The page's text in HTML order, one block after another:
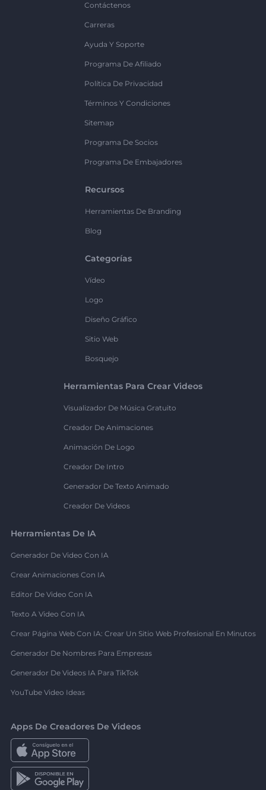
Contáctenos
Carreras
Ayuda Y Soporte
Programa De Afiliado
Política De Privacidad
Términos Y Condiciones
Sitemap
Programa De Socios
Programa De Embajadores
Recursos
Herramientas De Branding
Blog
Categorías
Vídeo
Logo
Diseño Gráfico
Sitio Web
Bosquejo
Herramientas Para Crear Videos
Visualizador De Música Gratuito
Creador De Animaciones
Animación De Logo
Creador De Intro
Generador De Texto Animado
Creador De Videos
Herramientas De IA
Generador De Video Con IA
Crear Animaciones Con IA
Editor De Video Con IA
Texto A Video Con IA
Crear Página Web Con IA: Crear Un Sitio Web Profesional En Minutos
Generador De Nombres Para Empresas
Generador De Videos IA Para TikTok
YouTube Video Ideas
Apps De Creadores De Videos